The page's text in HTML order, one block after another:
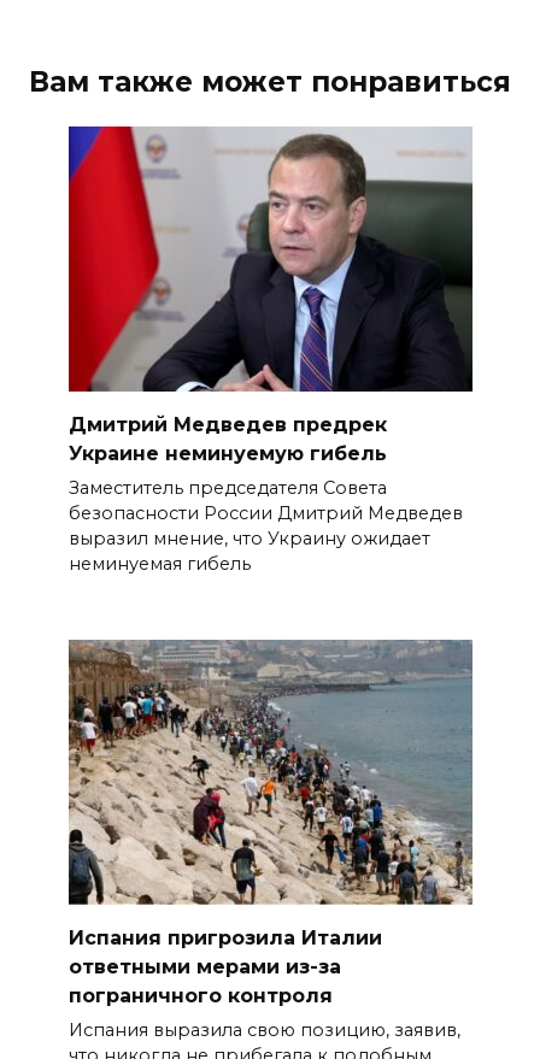
Вам также может понравиться
Дмитрий Медведев предрек
Украине неминуемую гибель
Заместитель председателя Совета
безопасности России Дмитрий Медведев
выразил мнение, что Украину ожидает
неминуемая гибель
Испания пригрозила Италии
ответными мерами из-за
пограничного контроля
Испания выразила свою позицию, заявив,